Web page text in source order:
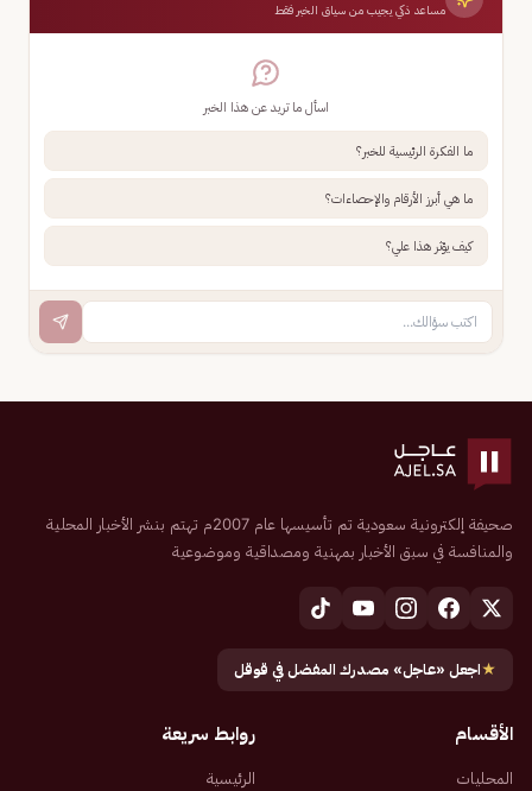
مساعد ذكي يجيب من سياق الخبر فقط
اسأل ما تريد عن هذا الخبر
ما الفكرة الرئيسية للخبر؟
ما هي أبرز الأرقام والإحصاءات؟
كيف يؤثر هذا علي؟
صحيفة إلكترونية سعودية تم تأسيسها عام 2007م تهتم بنشر الأخبار المحلية
والمنافسة في سبق الأخبار بمهنية ومصداقية وموضوعية
★اجعل «عاجل» مصدرك المفضل في قوقل
الأقسام
المحليات
روابط سريعة
الرئيسية